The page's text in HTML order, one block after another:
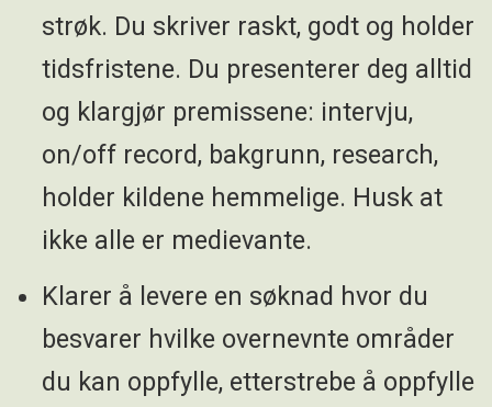
strøk. Du skriver raskt, godt og holder
tidsfristene. Du presenterer deg alltid
og klargjør premissene: intervju,
on/off record, bakgrunn, research,
holder kildene hemmelige. Husk at
ikke alle er medievante.
Klarer å levere en søknad hvor du
besvarer hvilke overnevnte områder
du kan oppfylle, etterstrebe å oppfylle